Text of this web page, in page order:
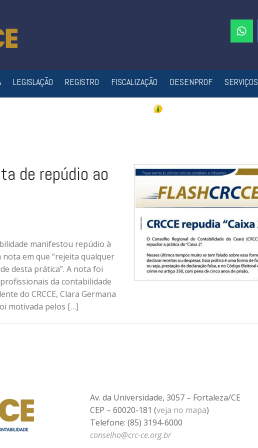
LEGISLAÇÃO REGISTRO FISCALIZAÇÃO DESENPROF SERVIÇOS
de repúdio ao
manifestou repúdio à
nota em que “rejeita qualquer
desta prática”. A nota foi
da contabilidade
do CRCCE, Clara Germana
motivada pelos […]
Av. da Universidade, 3057 – Fortaleza/CE
CEP – 60020-181 (veja no mapa)
Telefone: (85) 3194-6000
conselho@crc-ce.org.br